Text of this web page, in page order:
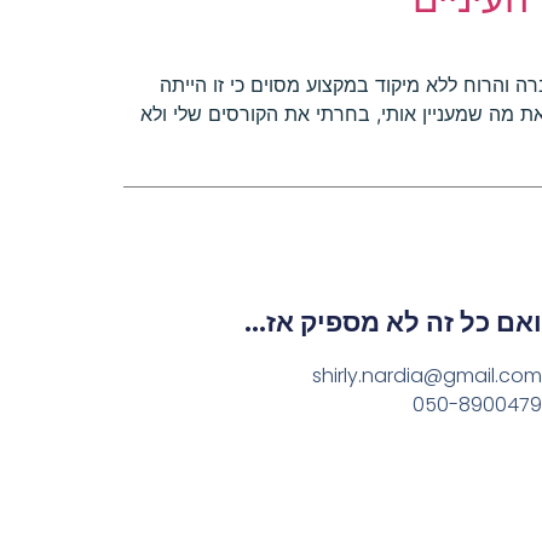
והרוח ללא מיקוד במקצוע מסוים כי זו הייתה
מה שמעניין אותי, בחרתי את הקורסים שלי ולא
ואם כל זה לא מספיק אז...
shirly.nardia@gmail.com
050-8900479